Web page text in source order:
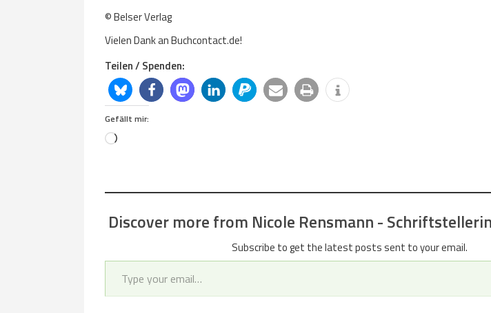
© Belser Verlag
Vielen Dank an Buchcontact.de!
Teilen / Spenden:
Gefällt mir:
Loading…
Discover more from Nicole Rensmann -
Subscribe to get the latest posts sent to your email.
Type your email…